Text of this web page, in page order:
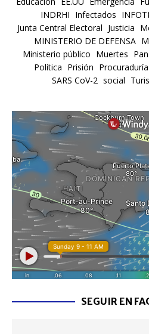
INDRHI Infectados
Junta Central Electoral Justicia
MINISTERIO DE DEFENSA
Ministerio público Muertes
Política Prisión Procuraduría
SARS CoV-2 social
SEGUIR EN